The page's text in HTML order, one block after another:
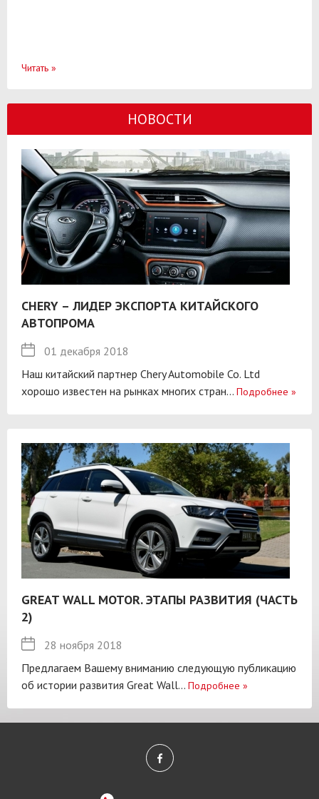
Читать »
НОВОСТИ
CHERY – ЛИДЕР ЭКСПОРТА КИТАЙСКОГО
АВТОПРОМА
01 декабря 2018
Наш китайский партнер Chery Automobile Co. Ltd
хорошо известен на рынках многих стран... Подробнее »
GREAT WALL MOTOR. ЭТАПЫ РАЗВИТИЯ (ЧАСТЬ
2)
28 ноября 2018
Предлагаем Вашему вниманию следующую публикацию
об истории развития Great Wall... Подробнее »